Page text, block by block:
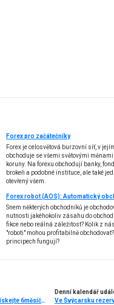
Forex pro začátečníky
Forex je celosvětová burzovní síť, v
obchoduje se všemi světovými
koruny. Na forexu obchodují banky,
brokeři a podobné instituce, ale také
otevřený všem.
Snem některých obchodníků je
nutnosti jakéhokoliv zásahu do
fikce nebo reálná záležitost? Kolik z
"roboti" mohou profitabilně
principech fungují?
🚀 FXstreet.cz & eToro přinášejí exkluzivní akci: Získejte 6měsíční členství ve VIP zóně ZDARMA
Denní kalendář
Ve Švýcarsku